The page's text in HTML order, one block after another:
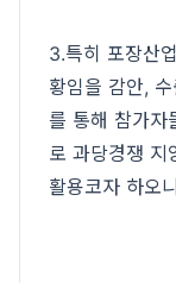
3.특히 포장산
황임을 감안, 수
를 통해 참가자
로 과당경쟁 지
활용코자 하오